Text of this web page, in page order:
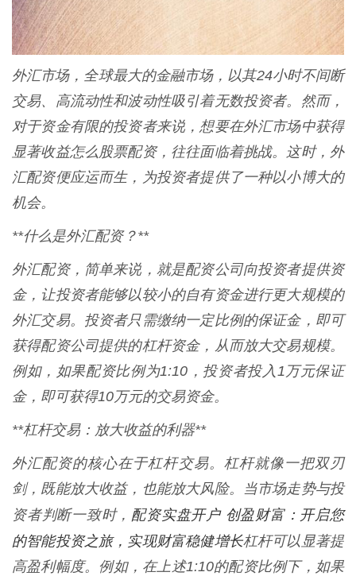
外汇市场，全球最大的金融市场，以其24小时不间断
交易、高流动性和波动性吸引着无数投资者。然而，
对于资金有限的投资者来说，想要在外汇市场中获得
显著收益怎么股票配资，往往面临着挑战。这时，外
汇配资便应运而生，为投资者提供了一种以小博大的
机会。
**什么是外汇配资？**
外汇配资，简单来说，就是配资公司向投资者提供资
金，让投资者能够以较小的自有资金进行更大规模的
外汇交易。投资者只需缴纳一定比例的保证金，即可
获得配资公司提供的杠杆资金，从而放大交易规模。
例如，如果配资比例为1:10，投资者投入1万元保证
金，即可获得10万元的交易资金。
**杠杆交易：放大收益的利器**
外汇配资的核心在于杠杆交易。杠杆就像一把双刃
剑，既能放大收益，也能放大风险。当市场走势与投
资者判断一致时， 配资实盘开户 创盈财富：开启您
的智能投资之旅，实现财富稳健增长杠杆可以显著提
高盈利幅度。例如，在上述1:10的配资比例下，如果